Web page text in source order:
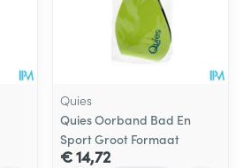
Quies
Quies Oorband Bad En
Sport Groot Formaat
€ 14,72